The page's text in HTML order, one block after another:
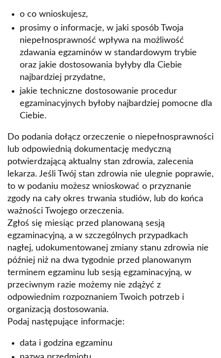
o co wnioskujesz,
prosimy o informacje, w jaki sposób Twoja
niepełnosprawność wpływa na możliwość
zdawania egzaminów w standardowym trybie
oraz jakie dostosowania byłyby dla Ciebie
najbardziej przydatne,
jakie techniczne dostosowanie procedur
egzaminacyjnych byłoby najbardziej pomocne dla
Ciebie.
Do podania dołącz orzeczenie o niepełnosprawności
lub odpowiednią dokumentację medyczną
potwierdzającą aktualny stan zdrowia, zalecenia
lekarza. Jeśli Twój stan zdrowia nie ulegnie poprawie,
to w podaniu możesz wnioskować o przyznanie
zgody na cały okres trwania studiów, lub do końca
ważności Twojego orzeczenia.
Zgłoś się miesiąc przed planowaną sesją
egzaminacyjną, a w szczególnych przypadkach
nagłej, udokumentowanej zmiany stanu zdrowia nie
później niż na dwa tygodnie przed planowanym
terminem egzaminu lub sesją egzaminacyjną, w
przeciwnym razie możemy nie zdążyć z
odpowiednim rozpoznaniem Twoich potrzeb i
organizacją dostosowania.
Podaj następujące informacje:
data i godzina egzaminu